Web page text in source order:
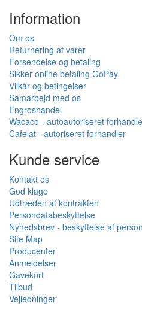
Information
Om os
Returnering af varer
Forsendelse og betaling
Sikker online betaling GoPay
Vilkår og betingelser
Samarbejd med os
Engroshandel
Wacaco - autoautoriseret
Cafelat - autoriseret forhandler
Kunde service
Kontakt os
God klage
Udtræden af kontrakten
Persondatabeskyttelse
Nyhedsbrev - beskyttelse af
Site Map
Producenter
Anmeldelser
Gavekort
Tilbud
Vejledninger